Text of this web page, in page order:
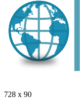
728 x 90